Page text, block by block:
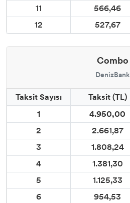
11
566,46
12
527,67
Combo
DenizBank
Taksit Sayısı Taksit (TL)
1
4.950,00
2
2.661,87
3
1.808,24
4
1.381,30
5
1.125,33
6
954,53